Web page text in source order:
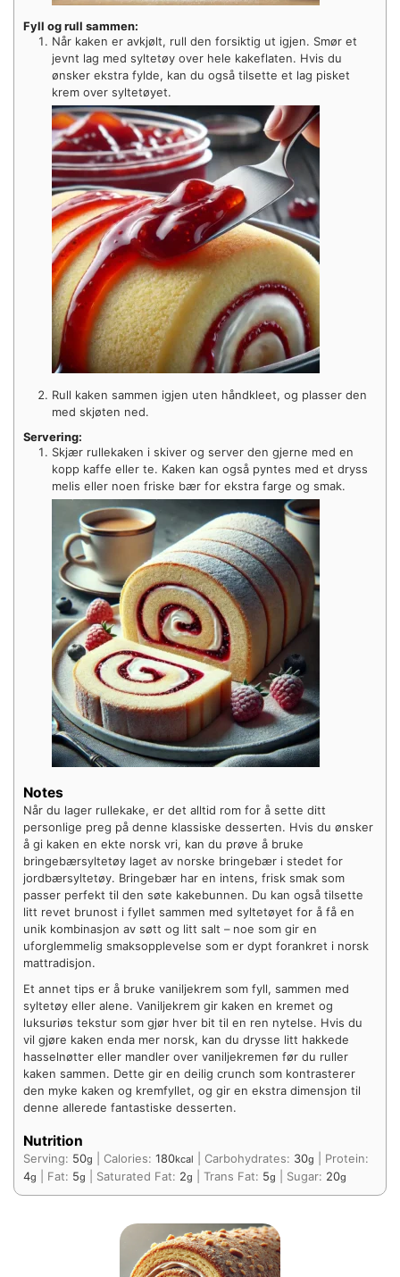
Fyll og rull sammen:
Når kaken er avkjølt, rull den forsiktig ut igjen. Smør et
jevnt lag med syltetøy over hele kakeflaten. Hvis du
ønsker ekstra fylde, kan du også tilsette et lag pisket
krem over syltetøyet.
Rull kaken sammen igjen uten håndkleet, og plasser den
med skjøten ned.
Servering:
Skjær rullekaken i skiver og server den gjerne med en
kopp kaffe eller te. Kaken kan også pyntes med et dryss
melis eller noen friske bær for ekstra farge og smak.
Notes
Når du lager rullekake, er det alltid rom for å sette ditt
personlige preg på denne klassiske desserten. Hvis du ønsker
å gi kaken en ekte norsk vri, kan du prøve å bruke
bringebærsyltetøy laget av norske bringebær i stedet for
jordbærsyltetøy. Bringebær har en intens, frisk smak som
passer perfekt til den søte kakebunnen. Du kan også tilsette
litt revet brunost i fyllet sammen med syltetøyet for å få en
unik kombinasjon av søtt og litt salt – noe som gir en
uforglemmelig smaksopplevelse som er dypt forankret i norsk
mattradisjon.
Et annet tips er å bruke vaniljekrem som fyll, sammen med
syltetøy eller alene. Vaniljekrem gir kaken en kremet og
luksuriøs tekstur som gjør hver bit til en ren nytelse. Hvis du
vil gjøre kaken enda mer norsk, kan du drysse litt hakkede
hasselnøtter eller mandler over vaniljekremen før du ruller
kaken sammen. Dette gir en deilig crunch som kontrasterer
den myke kaken og kremfyllet, og gir en ekstra dimensjon til
denne allerede fantastiske desserten.
Nutrition
Serving: 50g Calories: 180kcal Carbohydrates: 30g
Protein:
4g Fat: 5g Saturated Fat: 2g Trans Fat: 5g Sugar: 20g